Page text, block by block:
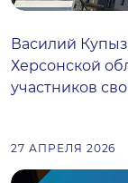
Василий
Херсонской
участников
27 АПРЕЛЯ 2026